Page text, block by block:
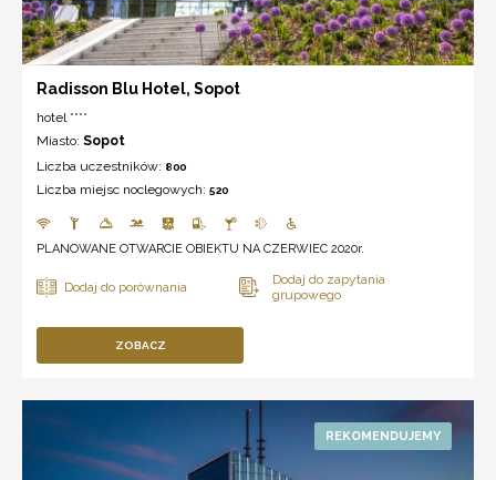
Radisson Blu Hotel, Sopot
hotel ****
Miasto: Sopot
Liczba uczestników: 800
Liczba miejsc noclegowych: 520
PLANOWANE OTWARCIE OBIEKTU NA CZERWIEC 2020r.
ZOBACZ